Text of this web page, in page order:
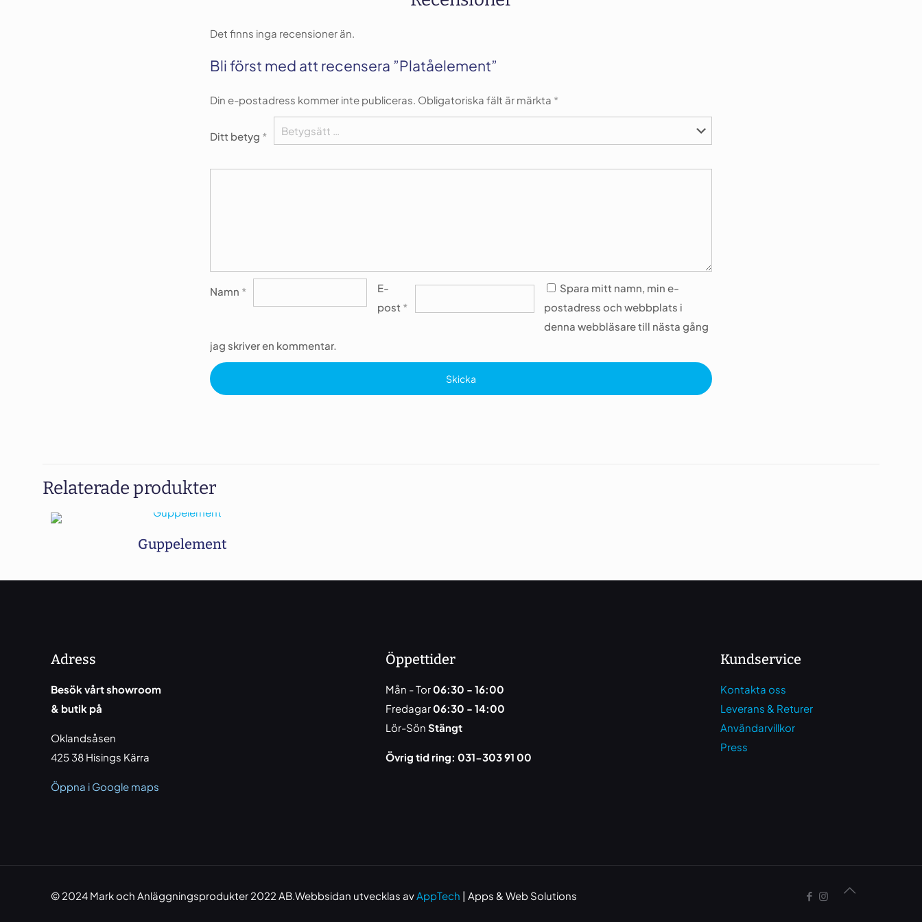
Det finns inga recensioner än.
Bli först med att recensera ”Platåelement”
Din e-postadress kommer inte publiceras. Obligatoriska fält är märkta *
Ditt betyg *
Namn *
E-
post *
Spara mitt namn, min e-
postadress och webbplats i
denna webbläsare till nästa gång
jag skriver en kommentar.
Relaterade produkter
Guppelement
Adress
Besök vårt showroom
& butik på
Oklandsåsen
425 38 Hisings Kärra
Öppna i Google maps
Öppettider
Mån - Tor06:30 - 16:00
Fredagar06:30 - 14:00
Lör-Sön Stängt
Övrig tid ring: 031-303 91 00
Kundservice
Kontakta oss
Leverans & Returer
Användarvillkor
Press
© 2024 Mark och Anläggningsprodukter 2022 AB.Webbsidan utvecklas avAppTech | Apps & Web Solutions